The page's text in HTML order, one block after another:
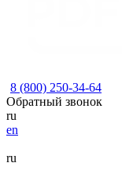
8 (800) 250-34-64
Обратный звонок
ru
en
ru